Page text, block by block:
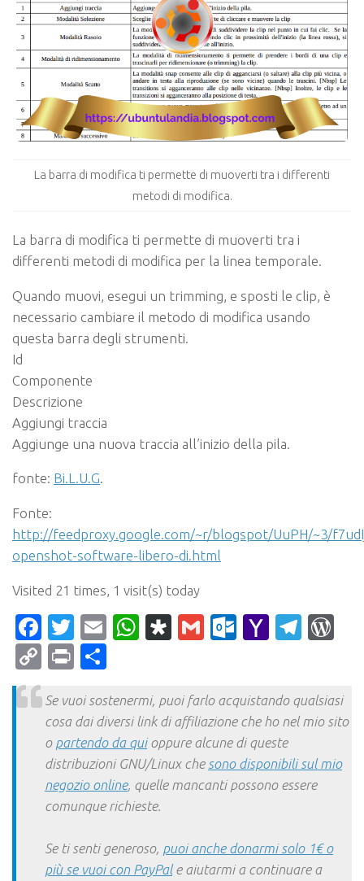
La barra di modifica ti permette di muoverti tra i differenti
metodi di modifica.
La barra di modifica ti permette di muoverti tra i
differenti metodi di modifica per la linea temporale.
Quando muovi, esegui un trimming, e sposti le clip, è
necessario cambiare il metodo di modifica usando
questa barra degli strumenti.
Id
Componente
Descrizione
Aggiungi traccia
Aggiunge una nuova traccia all’inizio della pila.
fonte: Bi.L.U.G.
Fonte:
http://feedproxy.google.com/~r/blogspot/UuPH/~3/
openshot-software-libero-di.html
Visited 21 times, 1 visit(s) today
Facebook
Twitter
EmailWhatsApp
Diaspora
Gmail Yahoo
CopyPrint
Se vuoi sostenermi, puoi farlo acquistando qualsiasi
cosa dai diversi link di affiliazione che ho nel mio sito
o partendo da quioppure alcune di queste
distribuzioni GNU/Linux che sono disponibili sul mio
negozio online, quelle mancanti possono essere
comunque richieste.
Se ti senti generoso, puoi anche donarmi solo 1€ o
più se vuoi con PayPale aiutarmi a continuare a